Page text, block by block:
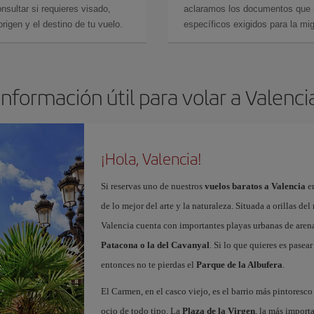
si requieres visado,
y el destino de tu vuelo.
aclaramos los documentos
específicos exigidos para la
útil para volar a
¡Hola, Valencia!
Si reservas uno de nuestros vuelos baratos a Valencia
de lo mejor del arte y la naturaleza. Situada a orillas
Valencia cuenta con importantes playas urbanas de
Patacona o la del Cavanyal. Si lo que quieres es
entonces no te pierdas el Parque de la Albufera.
El Carmen, en el casco viejo, es el barrio más
ocio de todo tipo. La Plaza de la Virgen, la más